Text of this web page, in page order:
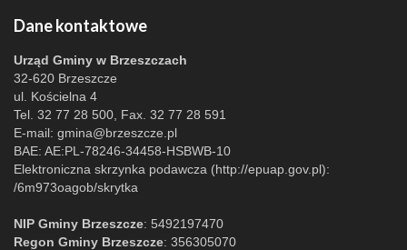
Dane kontaktowe
Urząd Gminy w Brzeszczach
32-620 Brzeszcze
ul. Kościelna 4
Tel. 32 77 28 500, Fax. 32 77 28 591
E-mail: gmina@brzeszcze.pl
BAE: AE:PL-78246-34458-HSBWB-10
Elektroniczna skrzynka podawcza (http://epuap.gov.pl):
/6m973oagob/skrytka
NIP Gminy Brzeszcze: 5492197470
Regon Gminy Brzeszcze: 356305070